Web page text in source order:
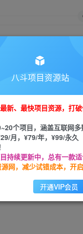
请付费后查看
金币9.9金币99
当前未登录！建议登陆后购
品课，玩短剧，做达人
八斗项目资源站
新、最快项目资源，打
个项目，涵盖互联网
月，¥79/年，¥99/永久
持续更新中，总有一款
网，减少试错成本，开启
开通VIP会员